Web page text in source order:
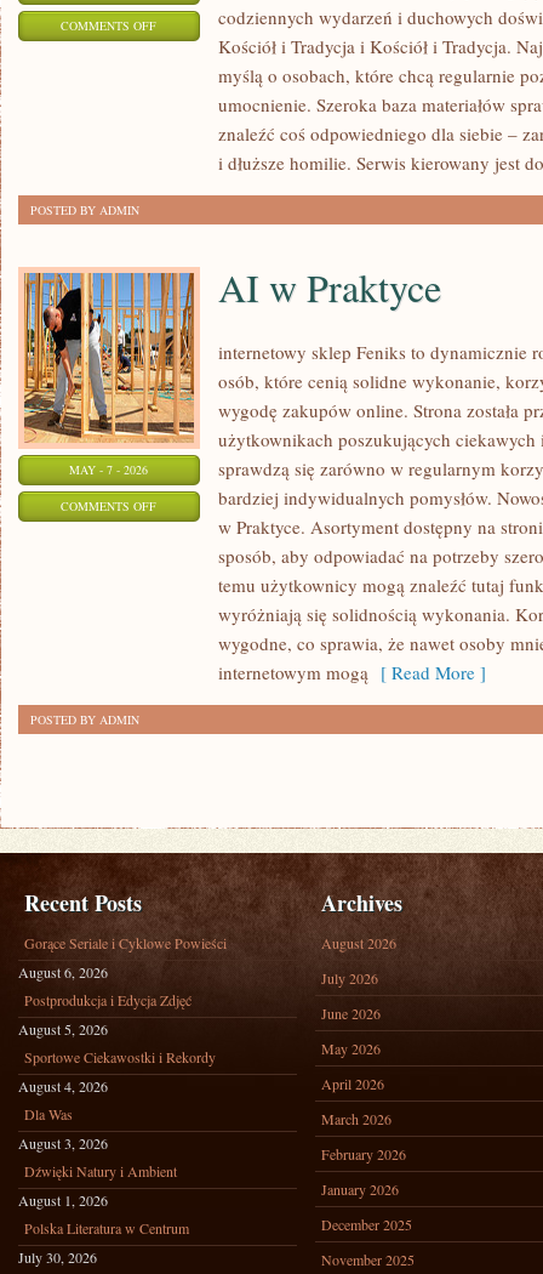
COMMENTS OFFON
BŁOGOSŁAWIENI
codziennych wydarzeń i duchowych
Kościół i Tradycja i Kościół i Tradycja.
myślą o osobach, które chcą regularnie
umocnienie. Szeroka baza materiałów
znaleźć coś odpowiedniego dla siebie –
i dłuższe homilie. Serwis kierowany jest
POSTED BY ADMIN
MAY - 7 - 2026
COMMENTS OFFON
AI w Praktyce
internetowy sklep Feniks to dynamicznie
osób, które cenią solidne wykonanie,
wygodę zakupów online. Strona została
użytkownikach poszukujących
sprawdzą się zarówno w regularnym
bardziej indywidualnych pomysłów.
w Praktyce. Asortyment dostępny na
sposób, aby odpowiadać na potrzeby
temu użytkownicy mogą znaleźć tutaj
wyróżniają się solidnością wykonania.
wygodne, co sprawia, że nawet osoby
internetowym mogą [ Read More ]
POSTED BY ADMIN
Recent Posts
Gorące Seriale i Cyklowe Powieści
August 6, 2026
Postprodukcja i Edycja Zdjęć
August 5, 2026
Sportowe Ciekawostki i Rekordy
August 4, 2026
Dla Was
August 3, 2026
Dźwięki Natury i Ambient
August 1, 2026
Polska Literatura w Centrum
July 30, 2026
Archives
August 2026
July 2026
June 2026
May 2026
April 2026
March 2026
February 2026
January 2026
December 2025
November 2025